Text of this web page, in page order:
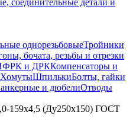
однорезьбовыеТройники
бочата, резьбы и отрезки
и ДРККомпенсаторы и
ХомутыШпилькиБолты, гайки
и дюбелиОтводы
159х4,5 (Ду250х150) ГОСТ